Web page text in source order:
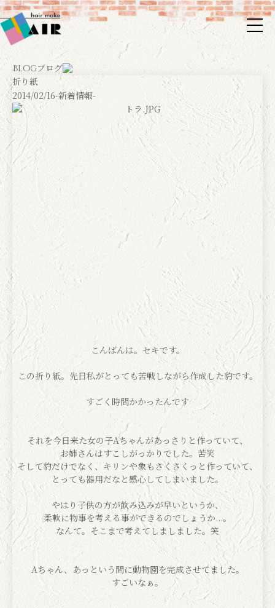
Blogブログ
折り紙
2014/02/16-新着情報-
こんばんは。セキです。
この折り紙。先日私がとっても苦戦しながら作成した豹です。
すごく時間かかったんです
それを今日来た女の子Aちゃんがあっさりと作っていて、
お姉さんはすこしがっかりでした。苦笑
そして豹だけでなく、キリンや象もさくさくっと作っていて、
とっても器用だなと感心してしまいました。
やはり子供の方が飲み込みが早いというか、
柔軟に物事を考える事ができるのでしょうか...。
なんて。そこまで考えてしましました。笑
Aちゃん、あっという間に動物園を完成させてました。
すごいなぁ。